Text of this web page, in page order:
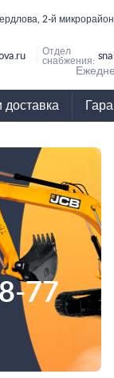
2-й
Отдел
снабжения:
доставка
77